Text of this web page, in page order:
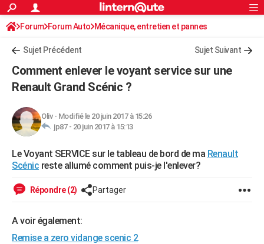
ACTUALITÉS
Politique
Société
Faits Divers
Education
Monde
Villes
+
Programme TV
TNTStreaming
Cinéma
Sorties cinéma
Musique
+FINANCE
Retraite
Impôts
Epargne
Immobilier
Risques naturels par ville
Banque
Assurance
Crédit
AUTO
Essais
Réserver un essai
Citadines
Berlines
SUV
Forum auto
+HIGH-TECH
Mobiles
Meilleur smartphone
Internet
Ordinateurs
Jeux vidéo
Guide high-tech
BRICOLAGE
WEEK-END
Art de vivre
Bien-être
Loisirs
Mode
Modes de vie
Rechercher
S'inscrire
Connexion
Forum Forum Auto Mécanique, entretien et pannes
Sujet Précédent Sujet Suivant
Comment enlever le voyant service sur une
Renault Grand Scénic ?
Oliv- Modifié le 20 juin 2017 à 15:26
jp87 - 20 juin 2017 à 15:13
Le Voyant SERVICE sur le tableau de bord de ma Renault
Scénic reste allumé comment puis-je l'enlever?
Répondre (2) Partager
A voir également:
Remise a zero vidange scenic 2